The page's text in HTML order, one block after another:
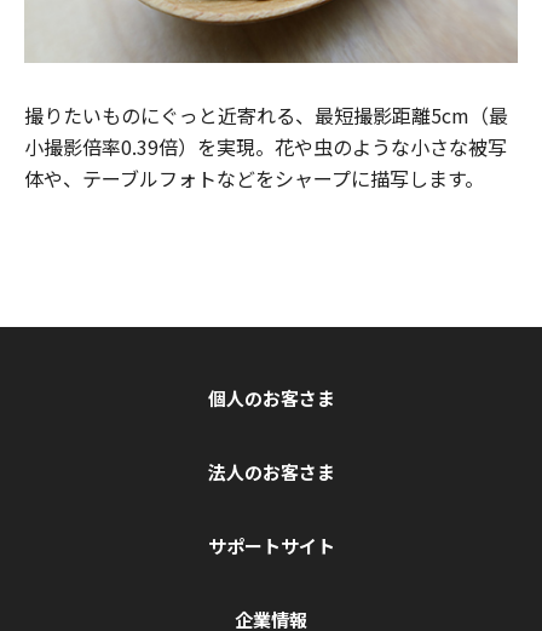
撮りたいものにぐっと近寄れる、最短撮影距離5cm（最
小撮影倍率0.39倍）を実現。花や虫のような小さな被写
体や、テーブルフォトなどをシャープに描写します。
個人のお客さま
法人のお客さま
サポートサイト
企業情報